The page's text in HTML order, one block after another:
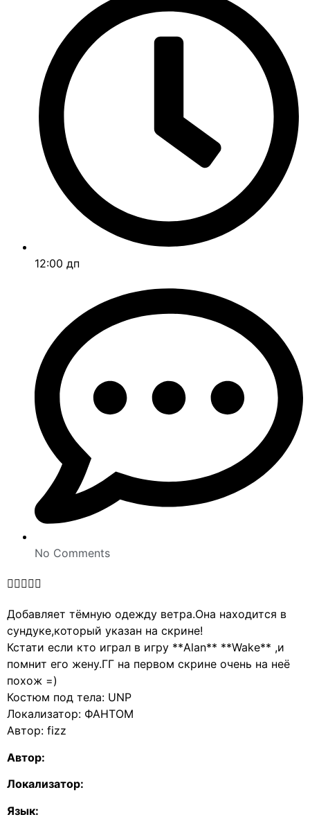
12:00 дп
No Comments

Добавляет тёмную одежду ветра.Она находится в
сундуке,который указан на скрине!
Кстати если кто играл в игру **Alan** **Wake** ,и
помнит его жену.ГГ на первом скрине очень на неё
похож =)
Костюм под тела: UNP
Локализатор: ФАНТОМ
Автор: fizz
Автор:
Локализатор:
Язык: